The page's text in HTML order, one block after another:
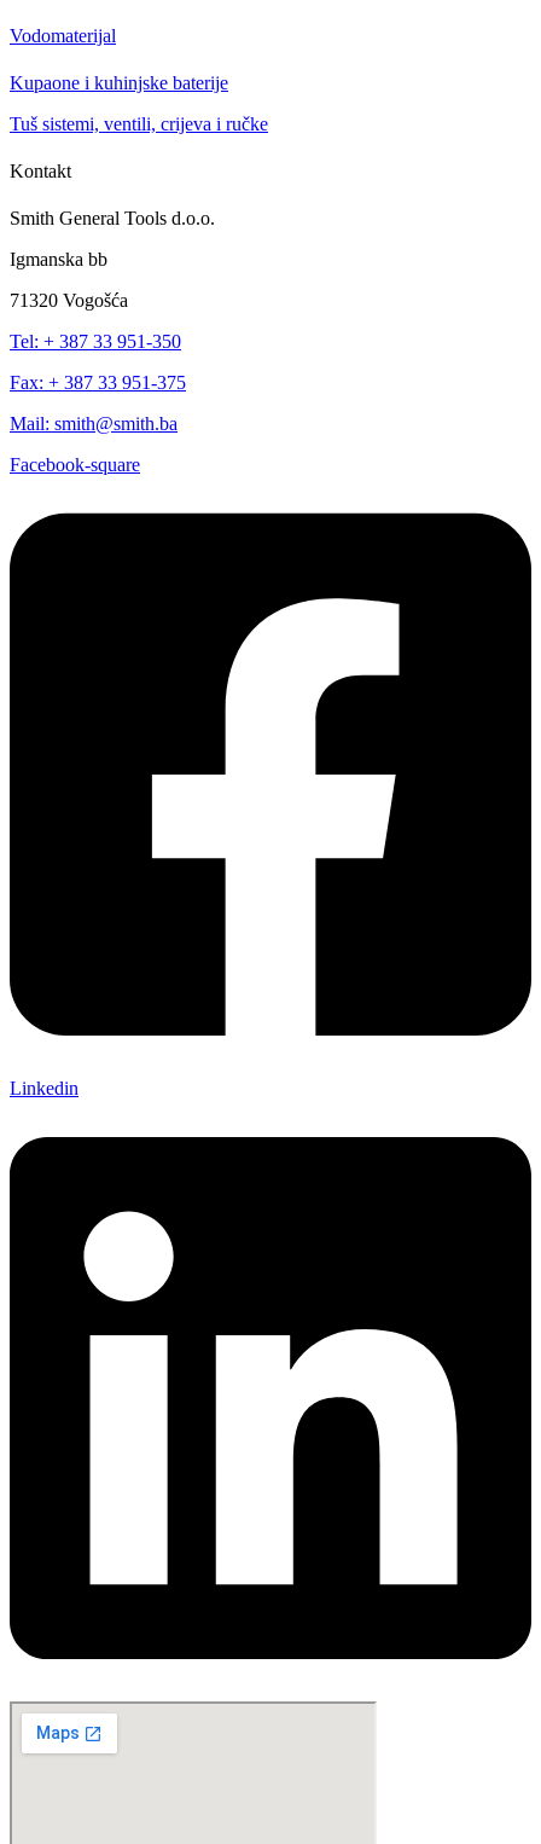
Vodomaterijal
Kupaone i kuhinjske baterije
Tuš sistemi, ventili, crijeva i ručke
Kontakt
Smith General Tools d.o.o.
Igmanska bb
71320 Vogošća
Tel: + 387 33 951-350
Fax: + 387 33 951-375
Mail: smith@smith.ba
Facebook-square
Linkedin